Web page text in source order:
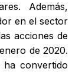
Además,
en el sector
acciones de
de 2020.
ha convertido